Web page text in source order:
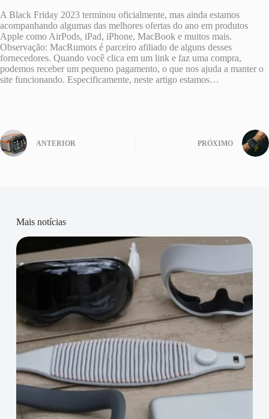
A Black Friday 2023 terminou oficialmente, mas ainda estamos
acompanhando algumas das melhores ofertas do ano em produtos
Apple como AirPods, iPad, iPhone, MacBook e muitos mais.
Observação: MacRumors é parceiro afiliado de alguns desses
fornecedores. Quando você clica em um link e faz uma compra,
podemos receber um pequeno pagamento, o que nos ajuda a manter o
site funcionando. Especificamente, neste artigo estamos…
ANTERIOR PRÓXIMO
Mais notícias